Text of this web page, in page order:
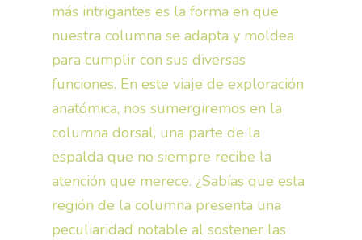
más intrigantes es la forma en que
nuestra columna se adapta y moldea
para cumplir con sus diversas
funciones. En este viaje de exploración
anatómica, nos sumergiremos en la
columna dorsal, una parte de la
espalda que no siempre recibe la
atención que merece. ¿Sabías que esta
región de la columna presenta una
peculiaridad notable al sostener las